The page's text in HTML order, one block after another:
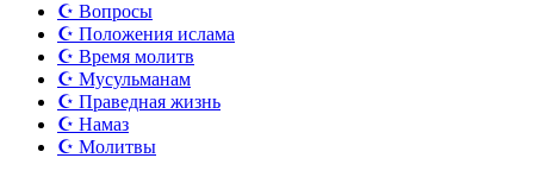
☪️ Вопросы
☪️ Положения ислама
☪️ Время молитв
☪️ Мусульманам
☪️ Праведная жизнь
☪️ Намаз
☪️ Молитвы